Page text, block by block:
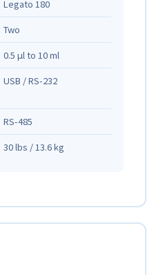
Legato 180
Two
0.5 μl to 10 ml
USB / RS-232
RS-485
30 lbs / 13.6 kg